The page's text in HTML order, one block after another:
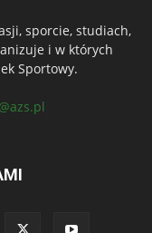
sporcie, studiach,
i w których
Sportowy.